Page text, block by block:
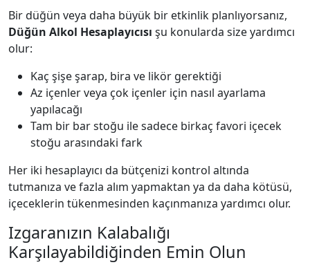
Bir düğün veya daha büyük bir etkinlik planlıyorsanız,
Düğün Alkol Hesaplayıcısı şu konularda size yardımcı
olur:
Kaç şişe şarap, bira ve likör gerektiği
Az içenler veya çok içenler için nasıl ayarlama
yapılacağı
Tam bir bar stoğu ile sadece birkaç favori içecek
stoğu arasındaki fark
Her iki hesaplayıcı da bütçenizi kontrol altında
tutmanıza ve fazla alım yapmaktan ya da daha kötüsü,
içeceklerin tükenmesinden kaçınmanıza yardımcı olur.
Izgaranızın Kalabalığı
Karşılayabildiğinden Emin Olun